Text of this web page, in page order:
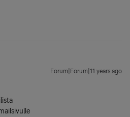
Forum|Forum|11 years ago